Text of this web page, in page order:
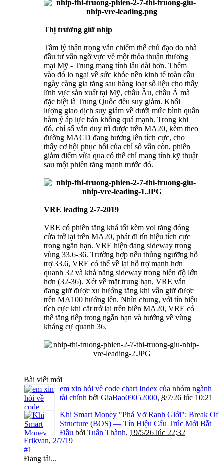
Thị trường giữ nhịp
Tâm lý thận trọng vẫn chiếm thế chủ đạo do nhà
đầu tư vẫn ngờ vực về một thỏa thuận thương
mại Mỹ - Trung mang tính lâu dài hơn. Thêm
vào đó lo ngại về sức khỏe nền kinh tế toàn cầu
ngày càng gia tăng sau hàng loạt số liệu cho thấy
lĩnh vực sản xuất tại Mỹ, châu Âu, châu Á mà
đặc biệt là Trung Quốc đều suy giảm. Khối
lượng giao dịch suy giảm về dưới mức bình quân
hàm ý áp lực bán không quá mạnh. Trong khi
đó, chỉ số vẫn duy trì được trên MA20, kèm theo
đường MACD đang hương lên tích cực, cho
thấy cơ hội phục hồi của chỉ số vẫn còn, phiên
giảm điểm vừa qua có thể chỉ mang tính kỹ thuật
sau một phiên tăng mạnh trước đó.
VRE leading 2-7-2019
VRE có phiên tăng khá tốt kèm vol tăng đóng
cửa trở lại trên MA20, phát đi tín hiệu tích cực
trong ngắn hạn. VRE hiện đang sideway trong
vùng 33.6-36. Trường hợp nếu thủng ngưỡng hỗ
trợ 33.6, VRE có thể về lại hỗ trợ mạnh hơn
quanh 32 và khả năng sideway trong biên độ lớn
hơn (32-36). Xét về mặt trung hạn, VRE vẫn
đang giữ được xu hướng tăng khi vẫn giữ được
trên MA100 hướng lên. Nhìn chung, với tín hiệu
tích cực khi cắt trở lại trên biên MA20, VRE có
thể tăng tiếp trong ngắn hạn và hướng về vùng
kháng cự quanh 36.
Bài viết mới
em xin hỏi về code chart Index của nhóm ngành
tài chính bởi GiaBao09052000, 8/7/26 lúc 10:21
Khi Smart Money "Phá Vỡ Ranh Giới": Break Of
Structure (BOS) — Tín Hiệu Cấu Trúc Mới Bắt
Đầu bởi Tuấn Thành, 19/5/26 lúc 22:32
Erikvan, 2/7/19
#1
Đang tải...